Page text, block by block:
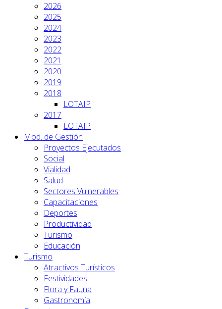
2026
2025
2024
2023
2022
2021
2020
2019
2018
LOTAIP
2017
LOTAIP
Mod. de Gestión
Proyectos Ejecutados
Social
Vialidad
Salud
Sectores Vulnerables
Capacitaciones
Deportes
Productividad
Turismo
Educación
Turismo
Atractivos Turísticos
Festividades
Flora y Fauna
Gastronomía